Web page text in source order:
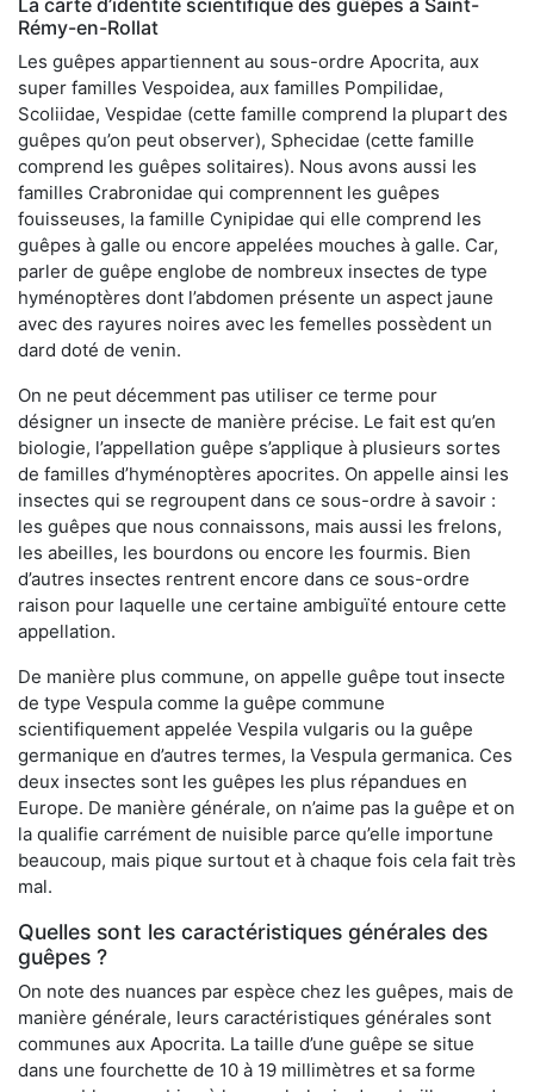
Rémy-en-Rollat
Les guêpes appartiennent au sous-ordre Apocrita, aux
super familles Vespoidea, aux familles Pompilidae,
Scoliidae, Vespidae (cette famille comprend la plupart des
guêpes qu’on peut observer), Sphecidae (cette famille
comprend les guêpes solitaires). Nous avons aussi les
familles Crabronidae qui comprennent les guêpes
fouisseuses, la famille Cynipidae qui elle comprend les
guêpes à galle ou encore appelées mouches à galle. Car,
parler de guêpe englobe de nombreux insectes de type
hyménoptères dont l’abdomen présente un aspect jaune
avec des rayures noires avec les femelles possèdent un
dard doté de venin.
On ne peut décemment pas utiliser ce terme pour
désigner un insecte de manière précise. Le fait est qu’en
biologie, l’appellation guêpe s’applique à plusieurs sortes
de familles d’hyménoptères apocrites. On appelle ainsi les
insectes qui se regroupent dans ce sous-ordre à savoir :
les guêpes que nous connaissons, mais aussi les frelons,
les abeilles, les bourdons ou encore les fourmis. Bien
d’autres insectes rentrent encore dans ce sous-ordre
raison pour laquelle une certaine ambiguïté entoure cette
appellation.
De manière plus commune, on appelle guêpe tout insecte
de type Vespula comme la guêpe commune
scientifiquement appelée Vespila vulgaris ou la guêpe
germanique en d’autres termes, la Vespula germanica. Ces
deux insectes sont les guêpes les plus répandues en
Europe. De manière générale, on n’aime pas la guêpe et on
la qualifie carrément de nuisible parce qu’elle importune
beaucoup, mais pique surtout et à chaque fois cela fait très
mal.
Quelles sont les caractéristiques générales des
guêpes ?
On note des nuances par espèce chez les guêpes, mais de
manière générale, leurs caractéristiques générales sont
communes aux Apocrita. La taille d’une guêpe se situe
dans une fourchette de 10 à 19 millimètres et sa forme